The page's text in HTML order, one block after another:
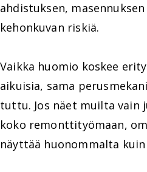
ahdistuksen,
kehonkuvan riskiä.
Vaikka huomio koskee
aikuisia, sama
tuttu. Jos näet muilta vain
koko remonttityömaan,
näyttää huonommalta kuin